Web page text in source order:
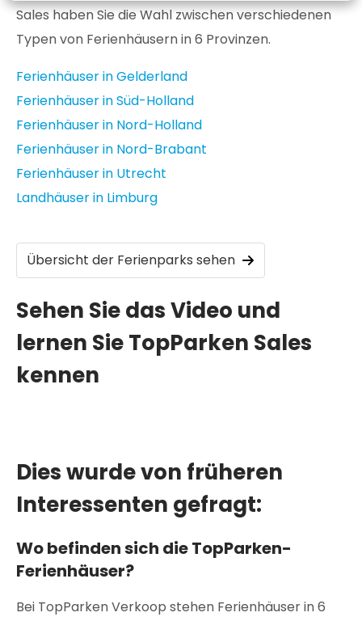
Sales haben Sie die Wahl zwischen verschiedenen
Typen von Ferienhäusern in 6 Provinzen.
Ferienhäuser in Gelderland
Ferienhäuser in Süd-Holland
Ferienhäuser in Nord-Holland
Ferienhäuser in Nord-Brabant
Ferienhäuser in Utrecht
Landhäuser in Limburg
Übersicht der Ferienparks sehen
Sehen Sie das Video und
lernen Sie TopParken Sales
kennen
Dies wurde von früheren
Interessenten gefragt:
Wo befinden sich die TopParken-
Ferienhäuser?
Bei TopParken Verkoop stehen Ferienhäuser in 6